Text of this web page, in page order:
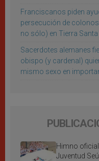
Franciscanos piden
persecución de
no sólo) en Tierra Santa
Sacerdotes alemanes
obispo (y cardenal)
mismo sexo en
Himno
Juventud